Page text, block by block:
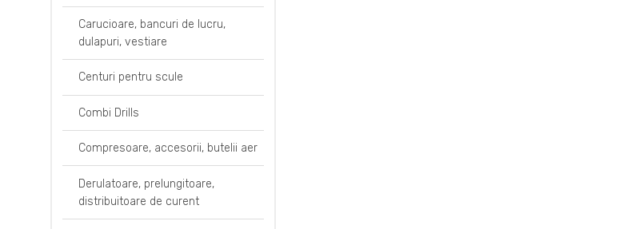
Carucioare, bancuri de lucru,
dulapuri, vestiare
Centuri pentru scule
Combi Drills
Compresoare, accesorii, butelii aer
Derulatoare, prelungitoare,
distribuitoare de curent